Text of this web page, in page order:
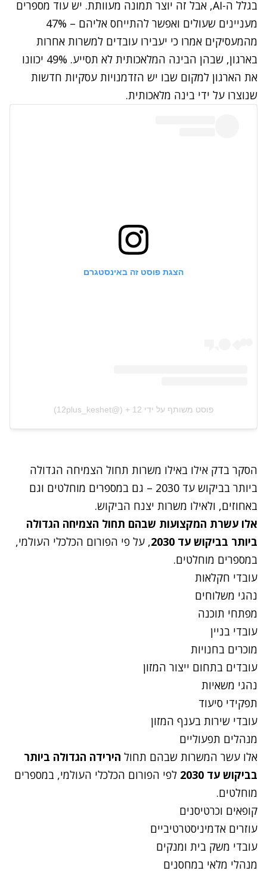
בגלל ה-AI, אבל זה יוצר תמונה מעוותת. יש עוד מספרים
מעניינים שעולים ואפשר להתייחס אליהם – 47%
מהמעסיקים אמרו כי יעבירו עובדים למשרות אחרות
בארגון, שבהן הבינה המלאכותית לא תסייע. 49% יכוונו
את הארגון למקום שבו יש הזדמנויות עסקיות חדשות
שנוצרו על ידי בינה מלאכותית.
הצגת פוסט זה באינסטגרם
פוסט משותף על ידי ‏‎+ 12‎‏ (@‏‎12plus_keshet‎‏)
הסקר בדק אילו באילו משרות תחול הצמיחה הגדולה
ביותר בביקוש עד 2030 – גם במספרים מוחלטים וגם
באחוזים, ולאילו משרות יצנח הביקוש.
אלו עשרת המקצועות שבהם תחול הצמיחה הגדולה
ביותר בביקוש עד 2030
, על פי הפורום הכלכלי העולמי,
במספרים מוחלטים.
עובדי חקלאות
נהגי משלוחים
מפתחי תוכנה
עובדי בניין
מוכרים בחנויות
עובדים בתחום ייצור המזון
נהגי משאיות
תפקידי סיעוד
עובדי שירות בענף המזון
מנהלים תפעוליים
אלו עשר המשרות שבהם תחול הירידה הגדולה ביותר
בביקוש עד 2030
לפי הפורום הכלכלי העולמי, במספרים
מוחלטים.
קופאים וכרטיסנים
עוזרים אדמיניסטרטיביים
עובדי משק בית ומנקים
מנהלי מלאי במחסנים